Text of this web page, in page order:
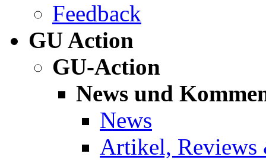
Feedback
GU Action
GU-Action
News und
News
Artikel, Reviews